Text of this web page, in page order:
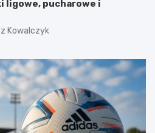
ligowe, pucharowe i
Kowalczyk